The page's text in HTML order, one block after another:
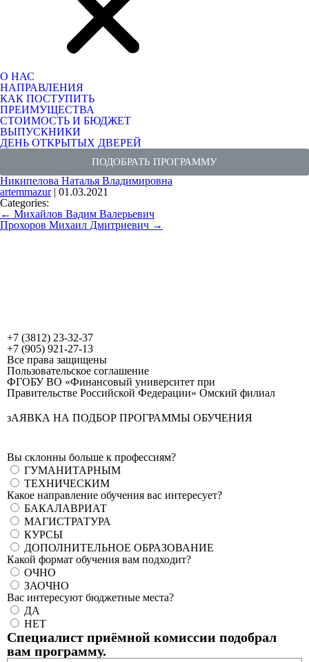
О НАС
НАПРАВЛЕНИЯ
КАК ПОСТУПИТЬ
ПРЕИМУЩЕСТВА
СТОИМОСТЬ И БЮДЖЕТ
ВЫПУСКНИКИ
ДЕНЬ ОТКРЫТЫХ ДВЕРЕЙ
ПОДОБРАТЬ ПРОГРАММУ
Никипелова Наталья Владимировна
artemmazur | 01.03.2021
Categories:
← Михайлов Вадим Валерьевич
Прохоров Михаил Дмитриевич →
+7 (3812) 23-32-37
+7 (905) 921-27-13
Все права защищены
Пользовательское соглашение
ФГОБУ ВО «Финансовый университет при
Правительстве Российской Федерации» Омский филиал
зАЯВКА НА ПОДБОР ПРОГРАММЫ ОБУЧЕНИЯ
Вы склонны больше к профессиям?
ГУМАНИТАРНЫМ
ТЕХНИЧЕСКИМ
Какое направление обучения вас интересует?
БАКАЛАВРИАТ
МАГИСТРАТУРА
КУРСЫ
ДОПОЛНИТЕЛЬНОЕ ОБРАЗОВАНИЕ
Какой формат обучения вам подходит?
ОЧНО
ЗАОЧНО
Вас интересуют бюджетные места?
ДА
НЕТ
Специалист приёмной комиссии подобрал
вам программу.